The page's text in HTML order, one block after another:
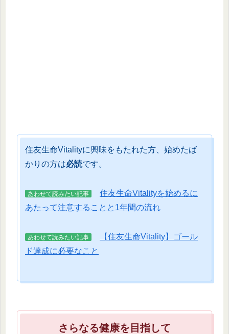
住友生命Vitalityに興味をもたれた方、始めたば
かりの方は必読です。
あわせて読みたい記事
住友生命Vitalityを始めるに
あたって注意することと1年間の流れ
あわせて読みたい記事
【住友生命Vitality】ゴール
ド達成に必要なこと
さらなる健康を目指して